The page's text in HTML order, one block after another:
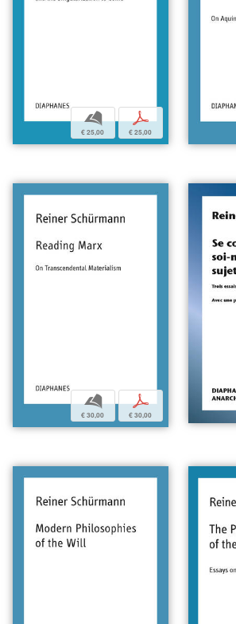
b
€ 25,00
p
€ 25,00
b
€ 30,00
p
€ 30,00